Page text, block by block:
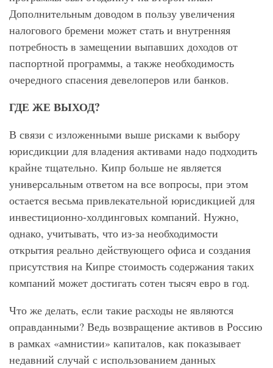
Дополнительным доводом в пользу увеличения
налогового бремени может стать и внутренняя
потребность в замещении выпавших доходов от
паспортной программы, а также необходимость
очередного спасения девелоперов или банков.
ГДЕ ЖЕ ВЫХОД?
В связи с изложенными выше рисками к выбору
юрисдикции для владения активами надо подходить
крайне тщательно. Кипр больше не является
универсальным ответом на все вопросы, при этом
остается весьма привлекательной юрисдикцией для
инвестиционно-холдинговых компаний. Нужно,
однако, учитывать, что из-за необходимости
открытия реально действующего офиса и создания
присутствия на Кипре стоимость содержания таких
компаний может достигать сотен тысяч евро в год.
Что же делать, если такие расходы не являются
оправданными? Ведь возвращение активов в Россию
в рамках «амнистии» капиталов, как показывает
недавний случай с использованием данных